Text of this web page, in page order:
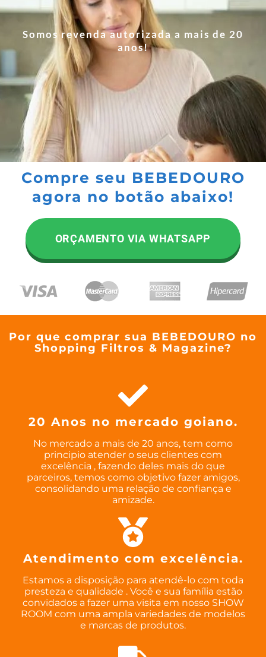
Somos revenda autorizada a mais de 20
anos!
Compre seu BEBEDOURO
agora no botão abaixo!​
ORÇAMENTO VIA WHATSAPP
Por que comprar sua BEBEDOURO no
Shopping Filtros & Magazine?
20 Anos no mercado goiano.
No mercado a mais de 20 anos, tem como
principio atender o seus clientes com
excelência , fazendo deles mais do que
parceiros, temos como objetivo fazer amigos,
consolidando uma relação de confiança e
amizade.
Atendimento com excelência.
Estamos a disposição para atendê-lo com toda
presteza e qualidade . Você e sua família estão
convidados a fazer uma visita em nosso SHOW
ROOM com uma ampla variedades de modelos
e marcas de produtos.